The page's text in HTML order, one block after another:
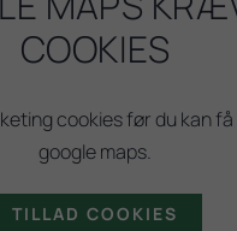
COOKIES
cookies før du kan få
google maps.
TILLAD COOKIES